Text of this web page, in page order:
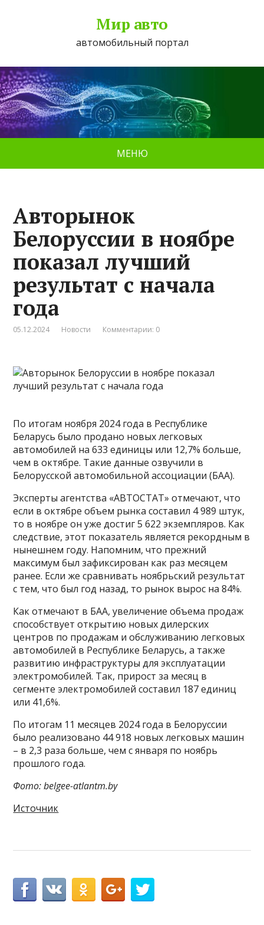
Мир авто
автомобильный портал
МЕНЮ
Авторынок
Белоруссии в ноябре
показал лучший
результат с начала
года
05.12.2024 Новости Комментарии: 0
По итогам ноября 2024 года в Республике
Беларусь было продано новых легковых
автомобилей на 633 единицы или 12,7% больше,
чем в октябре. Такие данные озвучили в
Белорусской автомобильной ассоциации (БАА).
Эксперты агентства «АВТОСТАТ» отмечают, что
если в октябре объем рынка составил 4 989 штук,
то в ноябре он уже достиг 5 622 экземпляров. Как
следствие, этот показатель является рекордным в
нынешнем году. Напомним, что прежний
максимум был зафиксирован как раз месяцем
ранее. Если же сравнивать ноябрьский результат
с тем, что был год назад, то рынок вырос на 84%.
Как отмечают в БАА, увеличение объема продаж
способствует открытию новых дилерских
центров по продажам и обслуживанию легковых
автомобилей в Республике Беларусь, а также
развитию инфраструктуры для эксплуатации
электромобилей. Так, прирост за месяц в
сегменте электромобилей составил 187 единиц
или 41,6%.
По итогам 11 месяцев 2024 года в Белоруссии
было реализовано 44 918 новых легковых машин
– в 2,3 раза больше, чем с января по ноябрь
прошлого года.
Фото: belgee-atlantm.by
Источник